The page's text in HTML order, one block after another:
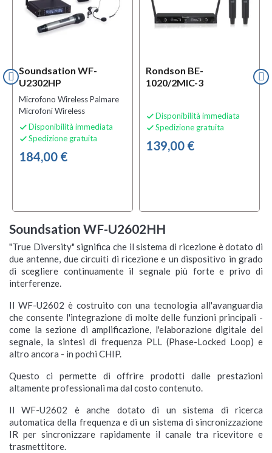
Soundsation WF-
U2302HP
Microfono Wireless Palmare
Microfoni Wireless
 Disponibilità immediata
 Spedizione gratuita
184,00 €
Rondson BE-
1020/2MIC-3
 Disponibilità immediata
 Spedizione gratuita
139,00 €
Soundsation WF-U2602HH
"True Diversity" significa che il sistema di ricezione è dotato di
due antenne, due circuiti di ricezione e un dispositivo in grado
di scegliere continuamente il segnale più forte e privo di
interferenze.
Il WF-U2602 è costruito con una tecnologia all'avanguardia
che consente l'integrazione di molte delle funzioni principali -
come la sezione di amplificazione, l'elaborazione digitale del
segnale, la sintesi di frequenza PLL (Phase-Locked Loop) e
altro ancora - in pochi CHIP.
Questo ci permette di offrire prodotti dalle prestazioni
altamente professionali ma dal costo contenuto.
Il WF-U2602 è anche dotato di un sistema di ricerca
automatica della frequenza e di un sistema di sincronizzazione
IR per sincronizzare rapidamente il canale tra ricevitore e
trasmettitore.